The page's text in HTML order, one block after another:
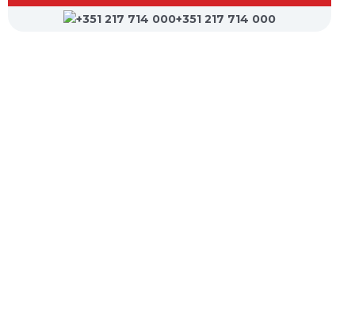
+351 217 714 000